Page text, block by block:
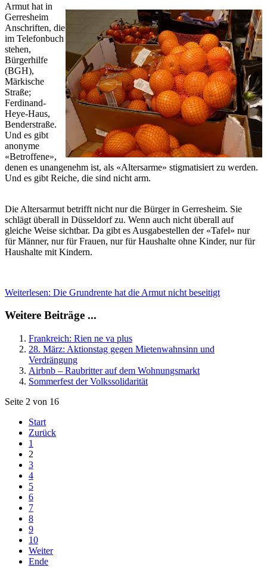
Armut hat in
Gerresheim
Anschriften, die
im Telefonbuch
stehen,
Bürgerhilfe
(BGH),
Märkische
Straße;
Ferdinand-
Heye-Haus,
Benderstraße.
Und es gibt
anonyme
«Betroffene»,
denen es unangenehm ist, als «Altersarme» stigmatisiert zu werden.
Und es gibt Reiche, die sind nicht arm.
Die Altersarmut betrifft nicht nur die Bürger in Gerresheim. Sie
schlägt überall in Düsseldorf zu. Wenn auch nicht überall auf
gleiche Weise sichtbar. Da gibt es Ausgabestellen der «Tafel» nur
für Männer, nur für Frauen, nur für Haushalte ohne Kinder, nur für
Haushalte mit Kindern.
Weiterlesen: Die Grundrente hat die Armut nicht beseitigt
Weitere Beiträge ...
Frankreich: Rien ne va plus
28. März: Aktionstag gegen Mietenwahnsinn und
Verdrängung
Airbnb – Raubritter auf dem Wohnungsmarkt
Sommerfest der Volkssolidarität
Seite 2 von 16
Start
Zurück
1
2
3
4
5
6
7
8
9
10
Weiter
Ende